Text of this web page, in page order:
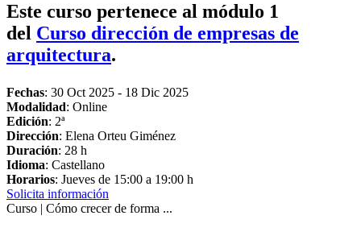
Este curso pertenece al módulo 1
del Curso dirección de empresas de
arquitectura.
Fechas: 30 Oct 2025 - 18 Dic 2025
Modalidad: Online
Edición: 2ª
Dirección: Elena Orteu Giménez
Duración: 28 h
Idioma: Castellano
Horarios: Jueves de 15:00 a 19:00 h
Solicita información
Curso | Cómo crecer de forma ...